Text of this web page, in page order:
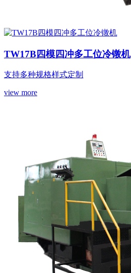
TW17B四模四冲多工位冷镦机
支持多种规格样式定制
view more